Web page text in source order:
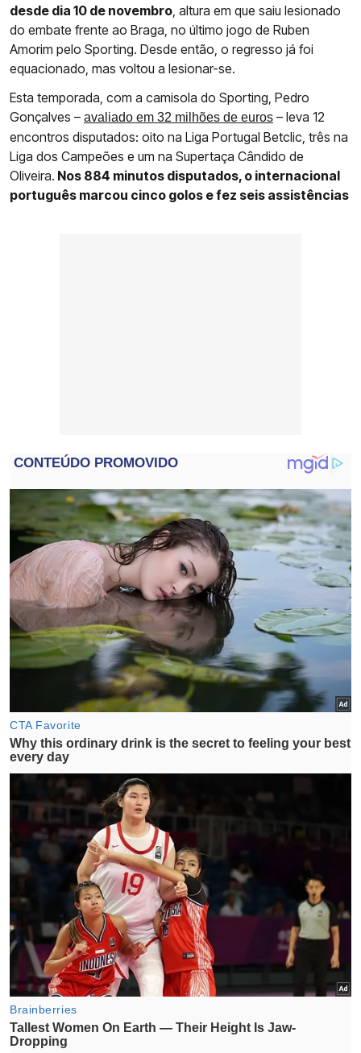
desde dia 10 de novembro, altura em que saiu lesionado
do embate frente ao Braga, no último jogo de Ruben
Amorim pelo Sporting. Desde então, o regresso já foi
equacionado, mas voltou a lesionar-se.
Esta temporada, com a camisola do Sporting, Pedro
Gonçalves – avaliado em 32 milhões de euros – leva 12
encontros disputados: oito na Liga Portugal Betclic, três na
Liga dos Campeões e um na Supertaça Cândido de
Oliveira. Nos 884 minutos disputados, o internacional
português marcou cinco golos e fez seis assistências